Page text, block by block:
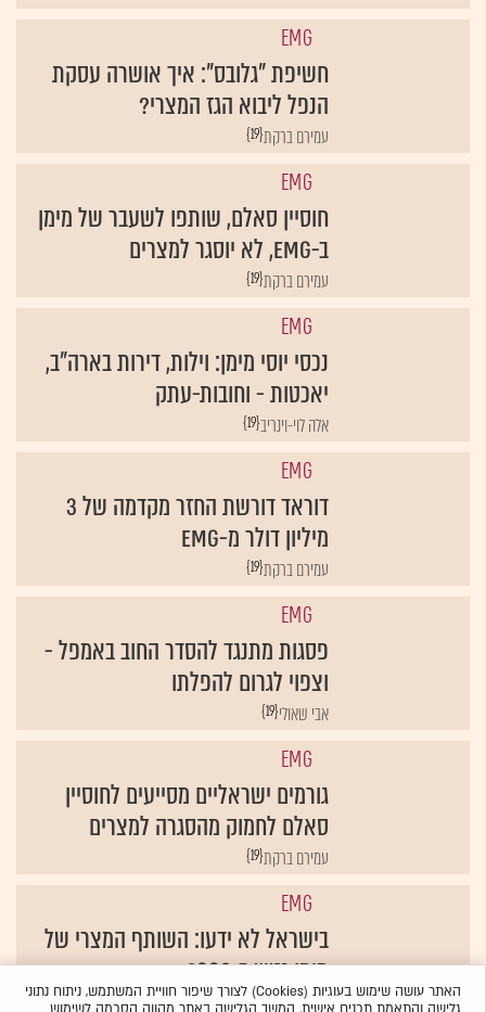
EMG
חשיפת "גלובס": איך אושרה עסקת
הנפל ליבוא הגז המצרי?
{19}עמירם ברקת
EMG
חוסיין סאלם, שותפו לשעבר של מימן
ב-EMG, לא יוסגר למצרים
{19}עמירם ברקת
EMG
נכסי יוסי מימן: וילות, דירות בארה"ב,
יאכטות - וחובות-עתק
{19}אלה לוי-וינריב
EMG
דוראד דורשת החזר מקדמה של 3
מיליון דולר מ-EMG
{19}עמירם ברקת
EMG
פסגות מתנגד להסדר החוב באמפל -
וצפוי לגרום להפלתו
{19}אבי שאולי
EMG
גורמים ישראליים מסייעים לחוסיין
סאלם לחמוק מהסגרה למצרים
{19}עמירם ברקת
EMG
בישראל לא ידעו: השותף המצרי של
מימן נטש ב-2008
{19}עמירם ברקת האתר עושה שימוש בעוגיות (Cookies) לצורך שיפור חוויית המשתמש, ניתוח נתוני